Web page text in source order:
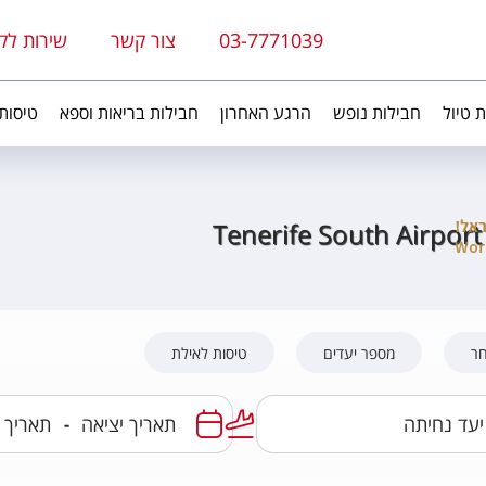
03-7771039 צור קשר שירות
טיול חבילות נופש הרגע האחרון חבילות בריאות וספא
Tenerife South Airport
מספר יעדים טיסות לאילת
-